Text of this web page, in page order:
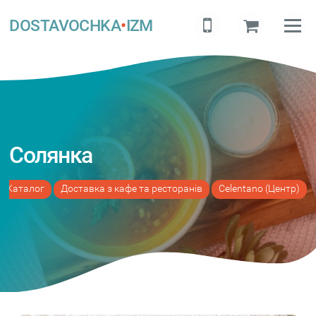
DOSTAVOCHKA•IZM
Солянка
Каталог Доставка з кафе та ресторанів Celentano (Центр)